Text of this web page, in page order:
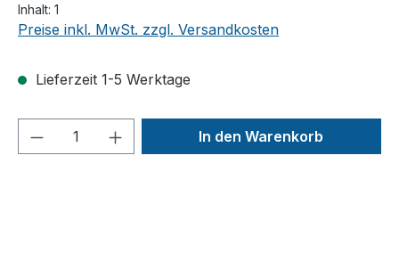
Inhalt: 1
Preise inkl. MwSt. zzgl. Versandkosten
Lieferzeit 1-5 Werktage
Produkt Anzahl: Gib denIn den Warenkorb